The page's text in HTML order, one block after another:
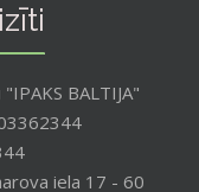
BALTIJA"
iela 17 - 60